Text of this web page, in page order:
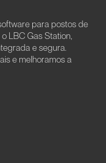
para postos de
LBC Gas Station,
e segura.
e melhoramos a